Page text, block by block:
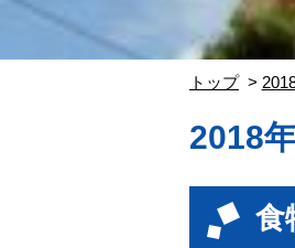
トップ
2018
食